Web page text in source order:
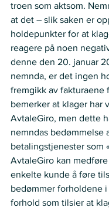
troen som aktsom.
at det – slik saken er
holdepunkter for at
reagere på noen
denne den 20. januar
nemnda, er det ingen
fremgikk av fakturaene
bemerker at klager har
AvtaleGiro, men dette
nemndas bedømmelse
betalingstjenester som
AvtaleGiro kan
enkelte kunde å føre
bedømmer forholdene
forhold som tilsier at